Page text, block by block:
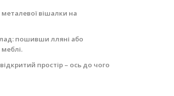
вішалки на
пошивши лляні або
простір – ось до чого